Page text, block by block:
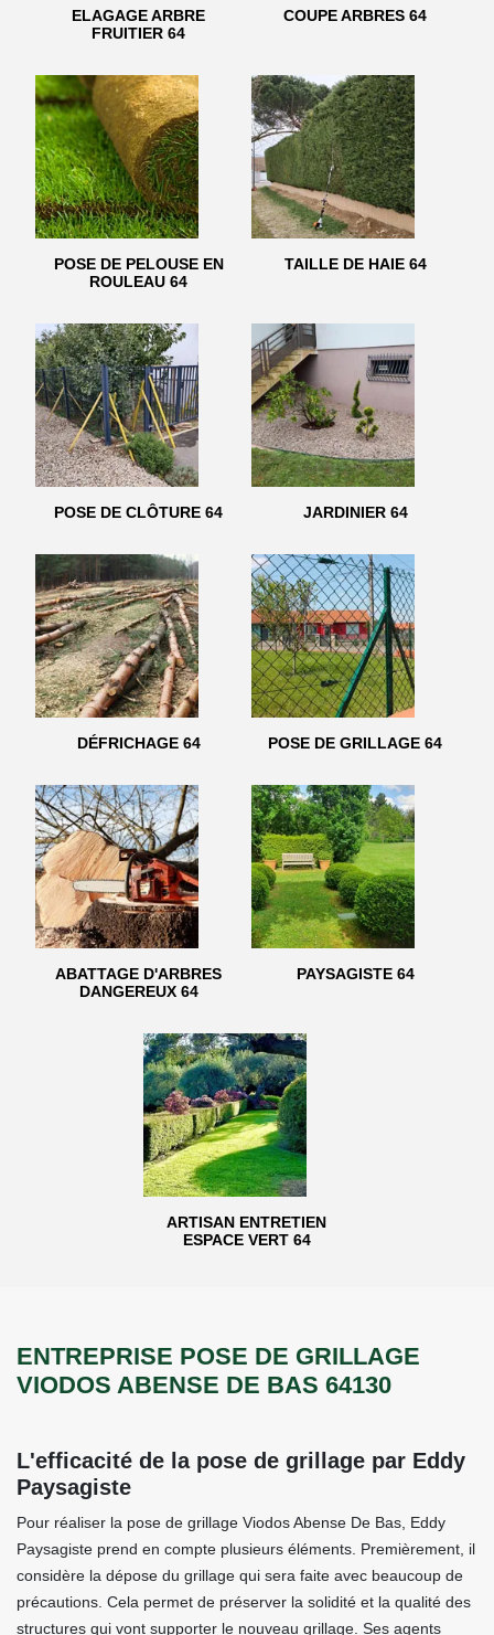
ELAGAGE ARBRE
FRUITIER 64
COUPE ARBRES 64
POSE DE PELOUSE EN
ROULEAU 64
TAILLE DE HAIE 64
POSE DE CLÔTURE 64 JARDINIER 64
DÉFRICHAGE 64 POSE DE GRILLAGE 64
ABATTAGE D'ARBRES
DANGEREUX 64
PAYSAGISTE 64
ARTISAN ENTRETIEN
ESPACE VERT 64
ENTREPRISE POSE DE GRILLAGE
VIODOS ABENSE DE BAS 64130
L'efficacité de la pose de grillage par Eddy
Paysagiste
Pour réaliser la pose de grillage Viodos Abense De Bas, Eddy
Paysagiste prend en compte plusieurs éléments. Premièrement, il
considère la dépose du grillage qui sera faite avec beaucoup de
précautions. Cela permet de préserver la solidité et la qualité des
structures qui vont supporter le nouveau grillage. Ses agents